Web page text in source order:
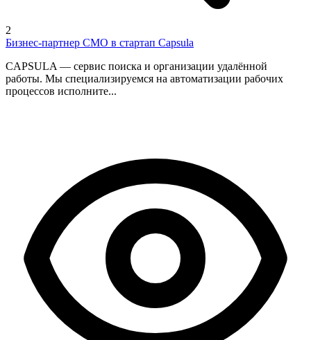
2
Бизнес-партнер CMO в стартап Capsula
CAPSULA — сервис поиска и организации удалённой
работы. Мы специализируемся на автоматизации рабочих
процессов исполните...